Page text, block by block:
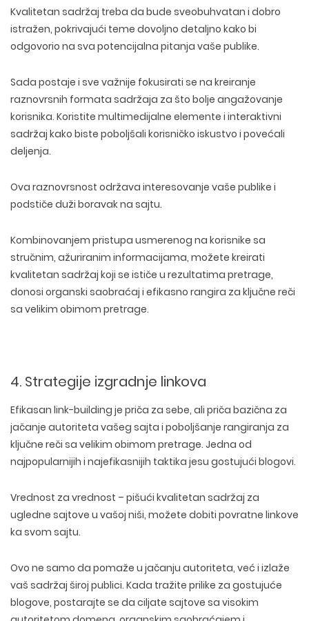
Kvalitetan sadržaj treba da bude sveobuhvatan i dobro
istražen, pokrivajući teme dovoljno detaljno kako bi
odgovorio na sva potencijalna pitanja vaše publike.
Sada postaje i sve važnije fokusirati se na kreiranje
raznovrsnih formata sadržaja za što bolje angažovanje
korisnika. Koristite multimedijalne elemente i interaktivni
sadržaj kako biste poboljšali korisničko iskustvo i povećali
deljenja.
Ova raznovrsnost održava interesovanje vaše publike i
podstiče duži boravak na sajtu.
Kombinovanjem pristupa usmerenog na korisnike sa
stručnim, ažuriranim informacijama, možete kreirati
kvalitetan sadržaj koji se ističe u rezultatima pretrage,
donosi organski saobraćaj i efikasno rangira za ključne reči
sa velikim obimom pretrage.
4. Strategije izgradnje linkova
Efikasan link-building je priča za sebe, ali priča bazična za
jačanje autoriteta vašeg sajta i poboljšanje rangiranja za
ključne reči sa velikim obimom pretrage. Jedna od
najpopularnijih i najefikasnijih taktika jesu gostujući blogovi.
Vrednost za vrednost – pišući kvalitetan sadržaj za
ugledne sajtove u vašoj niši, možete dobiti povratne linkove
ka svom sajtu.
Ovo ne samo da pomaže u jačanju autoriteta, već i izlaže
vaš sadržaj široj publici. Kada tražite prilike za gostujuće
blogove, postarajte se da ciljate sajtove sa visokim